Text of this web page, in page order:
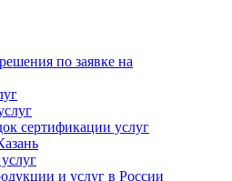
по заявке на
сертификации услуг
и услуг в России